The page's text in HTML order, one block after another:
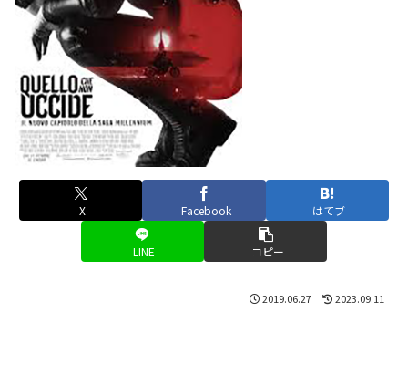
X Facebook はてブ
LINE コピー
2019.06.27 2023.09.11